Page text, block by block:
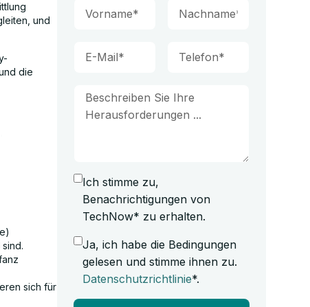
und
die
sich für
Ich stimme zu,
Benachrichtigungen von
TechNow* zu erhalten.
Ja, ich habe die Bedingungen
gelesen und stimme ihnen zu.
Datenschutzrichtlinie*.